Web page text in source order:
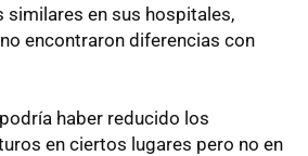
similares en sus hospitales,
encontraron diferencias con
haber reducido los
en ciertos lugares pero no en